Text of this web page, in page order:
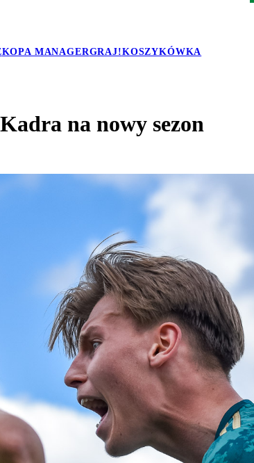
KOPA MANAGERGRAJ!KOSZYKÓWKA
na nowy sezon